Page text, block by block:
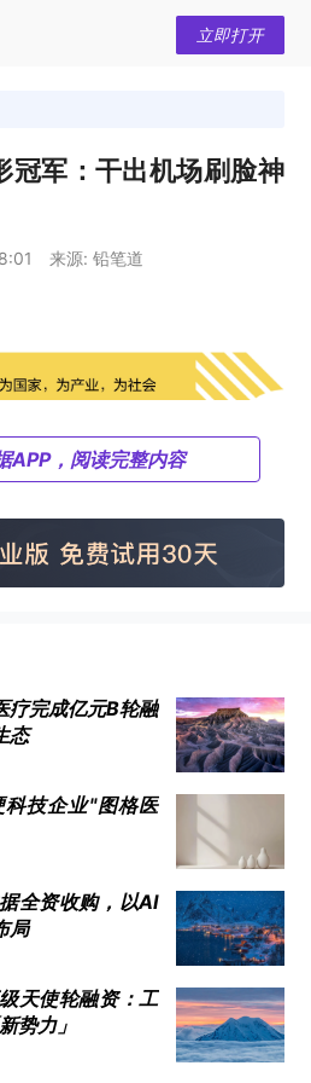
冠军：干出机场刷脸神
来源: 铅笔道
作者丨铅笔道 直八
APP，阅读完整内容
疗完成亿元B轮融
态
技企业"图格医
全资收购，以AI
局
天使轮融资：工
势力」
立即打开